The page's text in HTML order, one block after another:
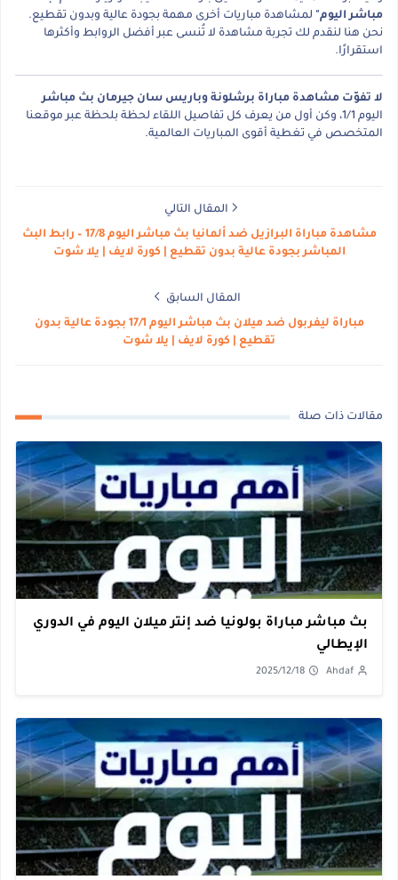
مباشر اليوم" لمشاهدة مباريات أخرى مهمة بجودة عالية وبدون تقطيع.
نحن هنا لنقدم لك تجربة مشاهدة لا تُنسى عبر أفضل الروابط وأكثرها
استقرارًا.
لا تفوّت مشاهدة مباراة برشلونة وباريس سان جيرمان بث مباشر
اليوم 1/1، وكن أول من يعرف كل تفاصيل اللقاء لحظة بلحظة عبر موقعنا
المتخصص في تغطية أقوى المباريات العالمية.
المقال التالي
مشاهدة مباراة البرازيل ضد ألمانيا بث مباشر اليوم 17/8 – رابط البث
المباشر بجودة عالية بدون تقطيع | كورة لايف | يلا شوت
المقال السابق
مباراة ليفربول ضد ميلان بث مباشر اليوم 17/1 بجودة عالية بدون
تقطيع | كورة لايف | يلا شوت
مقالات ذات صلة
بث مباشر مباراة بولونيا ضد إنتر ميلان اليوم في الدوري
الإيطالي
Ahdaf
2025/12/18